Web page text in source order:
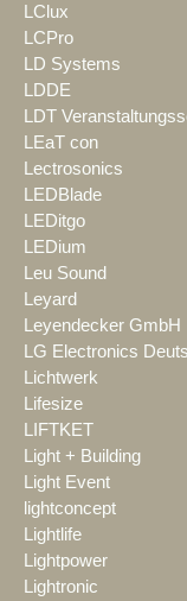
LClux
LCPro
LD Systems
LDDE
LDT
LEaT con
Lectrosonics
LEDBlade
LEDitgo
LEDium
Leu Sound
Leyard
Leyendecker GmbH
LG Electronics
Lichtwerk
Lifesize
LIFTKET
Light + Building
Light Event
lightconcept
Lightlife
Lightpower
Lightronic